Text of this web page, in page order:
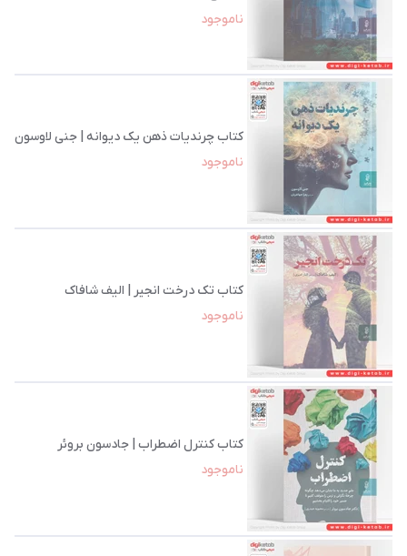
ناموجود
کتاب چرندیات ذهن یک دیوانه | جنی لاوسون
ناموجود
کتاب تک درخت انجیر | الیف شافاک
ناموجود
کتاب کنترل اضطراب | جادسون بروئر
ناموجود